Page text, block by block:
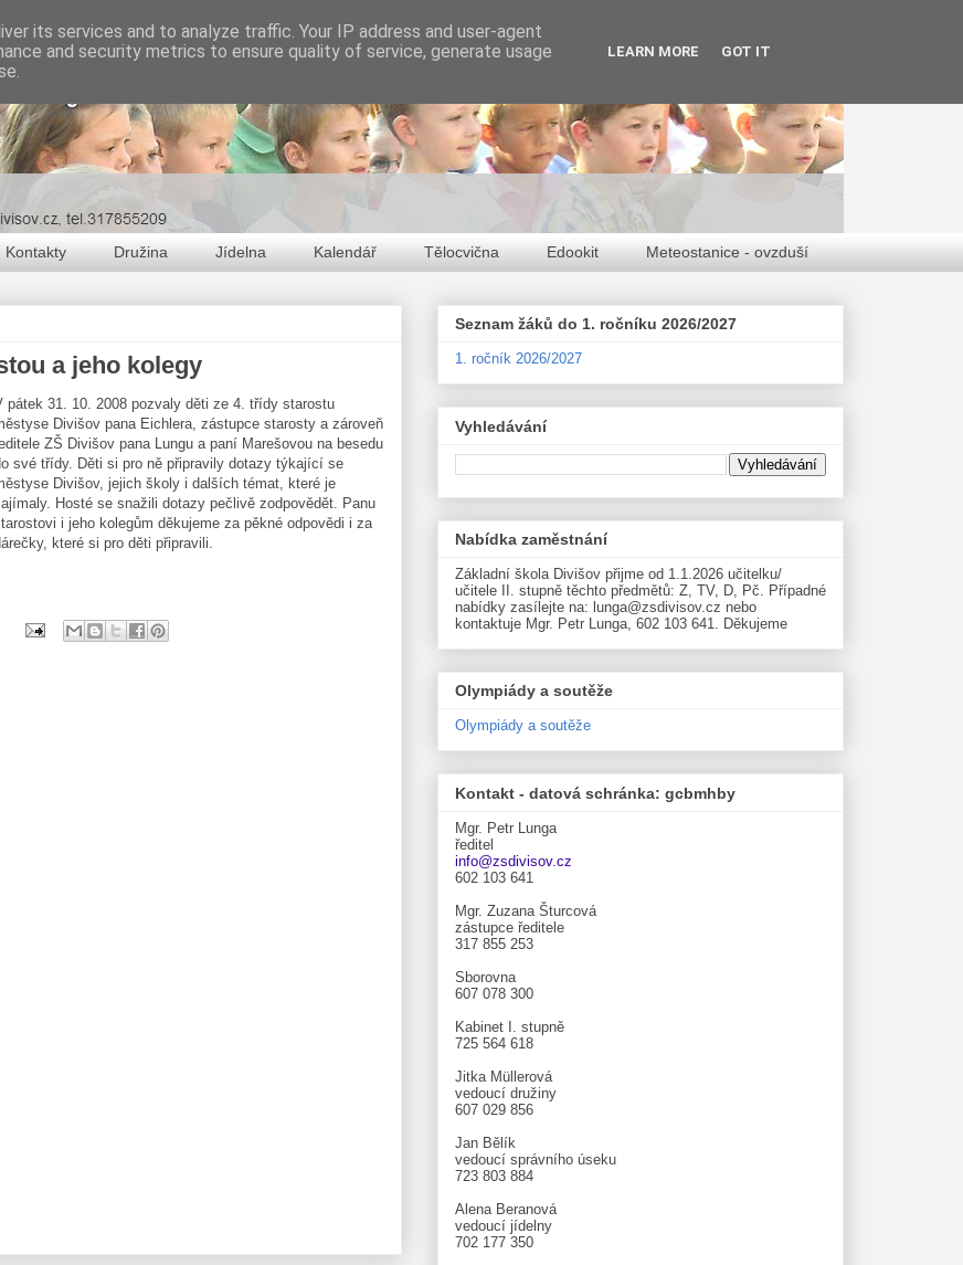
Kontakty Družina Jídelna Kalendář Tělocvična Edookit Meteostanice - ovzduší
a jeho kolegy
pátek 31. 10. 2008 pozvaly děti ze 4. třídy starostu
Divišov pana Eichlera, zástupce starosty a zároveň
ZŠ Divišov pana Lungu a paní Marešovou na besedu
své třídy. Děti si pro ně připravily dotazy týkající se
Divišov, jejich školy i dalších témat, které je
Hosté se snažili dotazy pečlivě zodpovědět. Panu
i jeho kolegům děkujeme za pěkné odpovědi i za
které si pro děti připravili.
Seznam žáků do 1. ročníku 2026/2027
1. ročník 2026/2027
Vyhledávání
Nabídka zaměstnání
Základní škola Divišov přijme od 1.1.2026 učitelku/
učitele II. stupně těchto předmětů: Z, TV, D, Pč. Případné
nabídky zasílejte na: lunga@zsdivisov.cz nebo
kontaktuje Mgr. Petr Lunga, 602 103 641. Děkujeme
Olympiády a soutěže
Olympiády a soutěže
Kontakt - datová schránka: gcbmhby
Mgr. Petr Lunga
ředitel
info@zsdivisov.cz
602 103 641
Mgr. Zuzana Šturcová
zástupce ředitele
317 855 253
Sborovna
607 078 300
Kabinet I. stupně
725 564 618
Jitka Müllerová
vedoucí družiny
607 029 856
Jan Bělík
vedoucí správního úseku
723 803 884
Alena Beranová
vedoucí jídelny
702 177 350
its services and to analyze traffic. Your IP address and user-agent
and security metrics to ensure quality of service, generate usage
LEARN MORE GOT IT